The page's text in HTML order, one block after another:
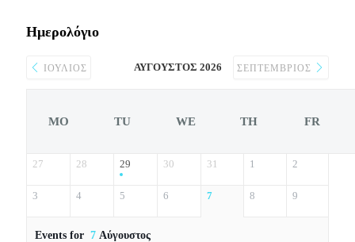
Ημερολόγιο
ΙΟΎΛΙΟΣ ΑΎΓΟΥΣΤΟΣ 2026 ΣΕΠΤΈΜΒΡΙΟΣ
MO TU WE TH FR
27 28 29 30 31 1 2
3 4 5 6 7 8 9
Events for 7 Αύγουστος